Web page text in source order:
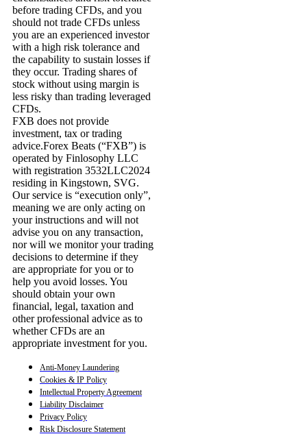
before trading CFDs, and you
should not trade CFDs unless
you are an experienced investor
with a high risk tolerance and
the capability to sustain losses if
they occur. Trading shares of
stock without using margin is
less risky than trading leveraged
CFDs.
FXB does not provide
investment, tax or trading
advice.Forex Beats (“FXB”) is
operated by Finlosophy LLC
with registration 3532LLC2024
residing in Kingstown, SVG.
Our service is “execution only”,
meaning we are only acting on
your instructions and will not
advise you on any transaction,
nor will we monitor your trading
decisions to determine if they
are appropriate for you or to
help you avoid losses. You
should obtain your own
financial, legal, taxation and
other professional advice as to
whether CFDs are an
appropriate investment for you.
Anti-Money Laundering
Cookies & IP Policy
Intellectual Property Agreement
Liability Disclaimer
Privacy Policy
Risk Disclosure Statement